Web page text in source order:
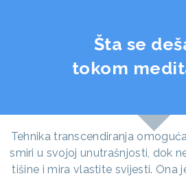
Šta se
tokom
Tehnika transcendiranja
smiri u svojoj unutrašnjosti, dok
tišine i mira vlastite svijesti. Ona